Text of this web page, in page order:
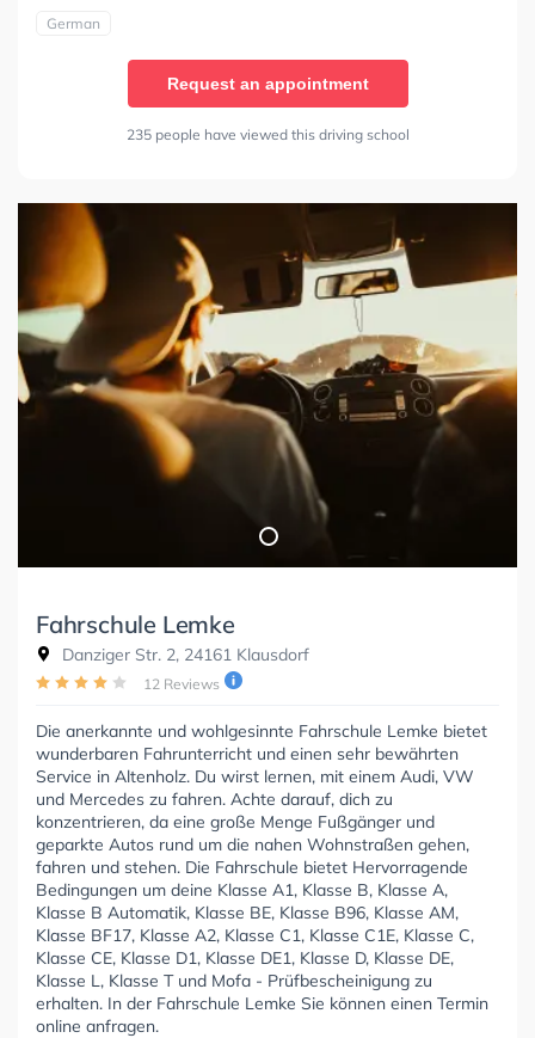
German
Request an appointment
235 people have viewed this driving school
Fahrschule Lemke
Danziger Str. 2, 24161 Klausdorf
12 Reviews
Die anerkannte und wohlgesinnte Fahrschule Lemke bietet
wunderbaren Fahrunterricht und einen sehr bewährten
Service in Altenholz. Du wirst lernen, mit einem Audi, VW
und Mercedes zu fahren. Achte darauf, dich zu
konzentrieren, da eine große Menge Fußgänger und
geparkte Autos rund um die nahen Wohnstraßen gehen,
fahren und stehen. Die Fahrschule bietet Hervorragende
Bedingungen um deine Klasse A1, Klasse B, Klasse A,
Klasse B Automatik, Klasse BE, Klasse B96, Klasse AM,
Klasse BF17, Klasse A2, Klasse C1, Klasse C1E, Klasse C,
Klasse CE, Klasse D1, Klasse DE1, Klasse D, Klasse DE,
Klasse L, Klasse T und Mofa - Prüfbescheinigung zu
erhalten. In der Fahrschule Lemke Sie können einen Termin
online anfragen.